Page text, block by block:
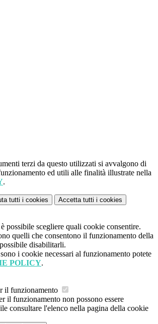
terzi da questo utilizzati si avvalgono di
ed utili alle finalità illustrate nella
.
tutti i cookies Accetta tutti i cookies
possibile scegliere quali cookie consentire.
quelli che consentono il funzionamento della
disabilitarli.
i cookie necessari al funzionamento potete
POLICY.
il funzionamento
il funzionamento non possono essere
consultare l'elenco nella pagina della cookie